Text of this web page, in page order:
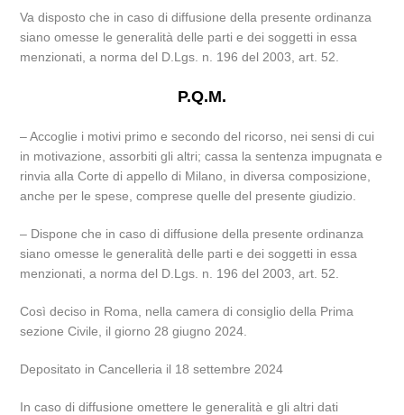
Va disposto che in caso di diffusione della presente ordinanza
siano omesse le generalità delle parti e dei soggetti in essa
menzionati, a norma del D.Lgs. n. 196 del 2003, art. 52.
P.Q.M.
– Accoglie i motivi primo e secondo del ricorso, nei sensi di cui
in motivazione, assorbiti gli altri; cassa la sentenza impugnata e
rinvia alla Corte di appello di Milano, in diversa composizione,
anche per le spese, comprese quelle del presente giudizio.
– Dispone che in caso di diffusione della presente ordinanza
siano omesse le generalità delle parti e dei soggetti in essa
menzionati, a norma del D.Lgs. n. 196 del 2003, art. 52.
Così deciso in Roma, nella camera di consiglio della Prima
sezione Civile, il giorno 28 giugno 2024.
Depositato in Cancelleria il 18 settembre 2024
In caso di diffusione omettere le generalità e gli altri dati